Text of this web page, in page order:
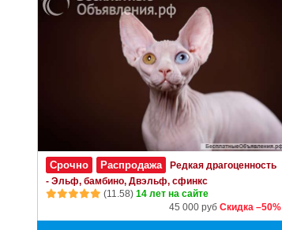
Срочно Распродажа
Редкая драгоценность
- Эльф, бамбино, Двэльф, сфинкс
(11.58) 14 лет на сайте
45 000 руб Скидка –50%